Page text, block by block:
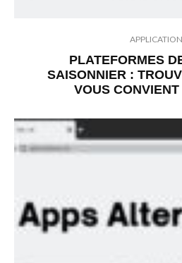
PLATEFORMES
SAISONNIER :
VOUS